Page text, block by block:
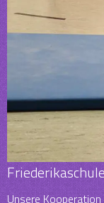
Friederikaschule
Unsere